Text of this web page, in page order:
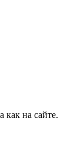
на сайте.